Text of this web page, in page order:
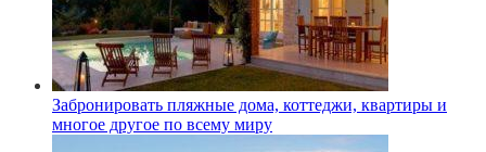
Забронировать пляжные дома, коттеджи, квартиры и
многое другое по всему миру